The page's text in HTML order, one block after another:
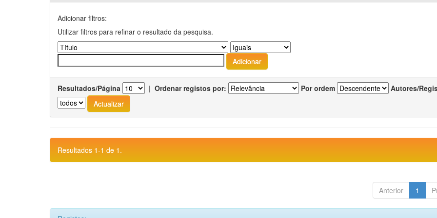
Adicionar filtros:
Utilizar filtros para refinar o resultado da pesquisa.
Resultados/Página | Ordenar registos por: Por ordem Autores/
Resultados 1-1 de 1.
Anterior 1